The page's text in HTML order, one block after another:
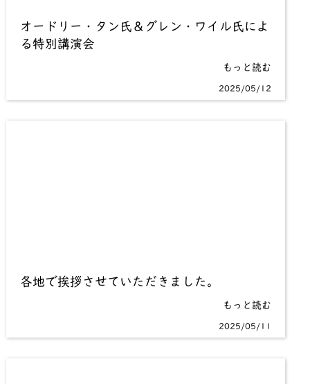
オードリー・タン氏＆グレン・ワイル氏によ
る特別講演会
もっと読む
2025/05/12
各地で挨拶させていただきました。
もっと読む
2025/05/11